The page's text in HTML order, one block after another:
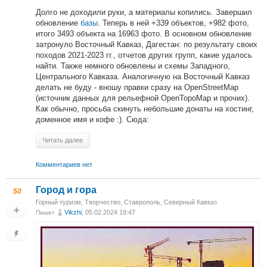
Долго не доходили руки, а материалы копились. Завершил
обновление базы . Теперь в ней +339 объектов, +982 фото,
итого 3493 объекта на 16963 фото. В основном обновление
затронуло Восточный Кавказ, Дагестан: по результату своих
походов 2021-2023 гг., отчетов других групп, какие удалось
найти. Также немного обновлены и схемы Западного,
Центрального Кавказа. Аналогичную на Восточный Кавказ
делать не буду - вношу правки сразу на OpenStreetMap
(источник данных для рельефной OpenTopoMap и прочих).
Как обычно, просьба скинуть небольшие донаты на хостинг,
доменное имя и кофе :). Сюда:
Читать далее
Комментариев нет
50 Город и гора
Горный туризм Творчество Ставрополь, Северный Кавказ
Пишет Vikzhi , 05.02.2024 19:47